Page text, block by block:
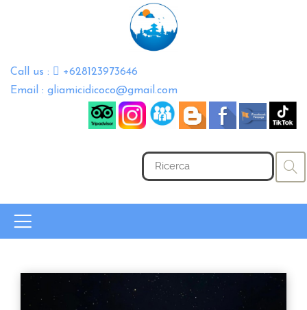
Call us :
+628123973646
Email : gliamicidicoco@gmail.com